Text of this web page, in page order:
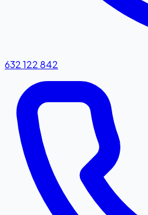
632 122 842